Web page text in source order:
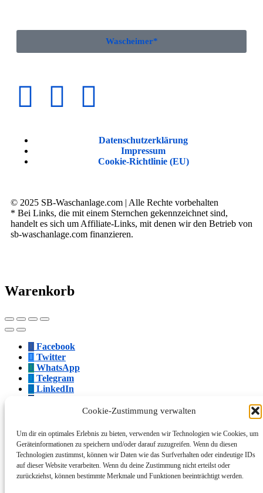
Cookie-Zustimmung verwalten
Um dir ein optimales Erlebnis zu bieten, verwenden wir Technologien wie Cookies, um
Geräteinformationen zu speichern und/oder darauf zuzugreifen. Wenn du diesen
Technologien zustimmst, können wir Daten wie das Surfverhalten oder eindeutige IDs
auf dieser Website verarbeiten. Wenn du deine Zustimmung nicht erteilst oder
zurückziehst, können bestimmte Merkmale und Funktionen beeinträchtigt werden.
Wascheimer*
Datenschutzerklärung
Impressum
Cookie-Richtlinie (EU)
© 2025 SB-Waschanlage.com | Alle Rechte vorbehalten
* Bei Links, die mit einem Sternchen gekennzeichnet sind,
handelt es sich um Affiliate-Links, mit denen wir den Betrieb von
sb-waschanlage.com finanzieren.
Warenkorb
Facebook
Twitter
WhatsApp
Telegram
LinkedIn
Link kopieren
Facebook
Twitter
WhatsApp
Telegram